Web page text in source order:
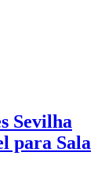
Sevilha
para Sala